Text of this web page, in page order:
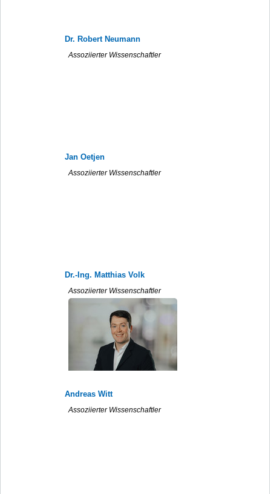
Dr. Robert Neumann
Assoziierter Wissenschaftler
Jan Oetjen
Assoziierter Wissenschaftler
Dr.-Ing. Matthias Volk
Assoziierter Wissenschaftler
Andreas Witt
Assoziierter Wissenschaftler